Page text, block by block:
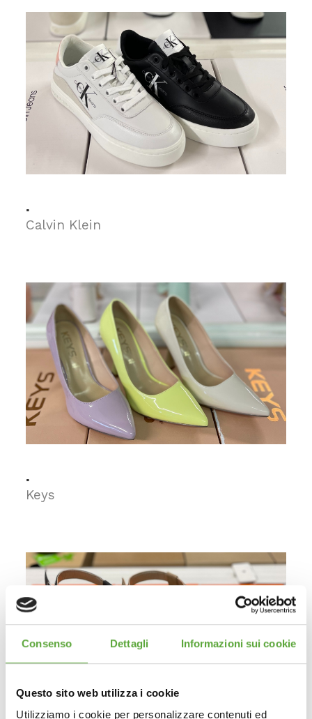
Consenso Dettagli Informazioni sui cookie
Questo sito web utilizza i cookie
Utilizziamo i cookie per personalizzare contenuti ed
.
Calvin Klein
.
Keys